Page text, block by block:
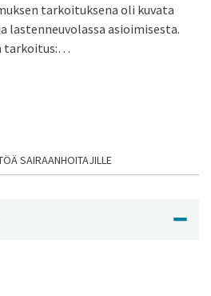
tarkoituksena oli kuvata
lastenneuvolassa asioimisesta.
tarkoitus:…
SAIRAANHOITAJILLE
NÄYTÄ